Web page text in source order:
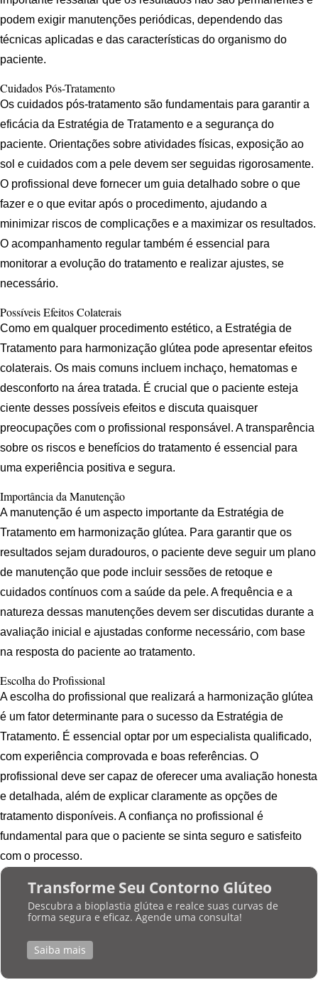
podem exigir manutenções periódicas, dependendo das
técnicas aplicadas e das características do organismo do
paciente.
Cuidados Pós-Tratamento
Os cuidados pós-tratamento são fundamentais para garantir a
eficácia da Estratégia de Tratamento e a segurança do
paciente. Orientações sobre atividades físicas, exposição ao
sol e cuidados com a pele devem ser seguidas rigorosamente.
O profissional deve fornecer um guia detalhado sobre o que
fazer e o que evitar após o procedimento, ajudando a
minimizar riscos de complicações e a maximizar os resultados.
O acompanhamento regular também é essencial para
monitorar a evolução do tratamento e realizar ajustes, se
necessário.
Possíveis Efeitos Colaterais
Como em qualquer procedimento estético, a Estratégia de
Tratamento para harmonização glútea pode apresentar efeitos
colaterais. Os mais comuns incluem inchaço, hematomas e
desconforto na área tratada. É crucial que o paciente esteja
ciente desses possíveis efeitos e discuta quaisquer
preocupações com o profissional responsável. A transparência
sobre os riscos e benefícios do tratamento é essencial para
uma experiência positiva e segura.
Importância da Manutenção
A manutenção é um aspecto importante da Estratégia de
Tratamento em harmonização glútea. Para garantir que os
resultados sejam duradouros, o paciente deve seguir um plano
de manutenção que pode incluir sessões de retoque e
cuidados contínuos com a saúde da pele. A frequência e a
natureza dessas manutenções devem ser discutidas durante a
avaliação inicial e ajustadas conforme necessário, com base
na resposta do paciente ao tratamento.
Escolha do Profissional
A escolha do profissional que realizará a harmonização glútea
é um fator determinante para o sucesso da Estratégia de
Tratamento. É essencial optar por um especialista qualificado,
com experiência comprovada e boas referências. O
profissional deve ser capaz de oferecer uma avaliação honesta
e detalhada, além de explicar claramente as opções de
tratamento disponíveis. A confiança no profissional é
fundamental para que o paciente se sinta seguro e satisfeito
com o processo.
Transforme Seu Contorno Glúteo
Descubra a bioplastia glútea e realce suas curvas de
forma segura e eficaz. Agende uma consulta!
Saiba mais